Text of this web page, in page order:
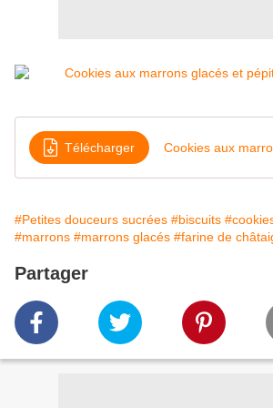
Télécharger
#Petites douceurs sucrées #biscuits
#marrons #marrons glacés #farine de
Partager